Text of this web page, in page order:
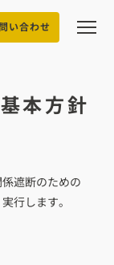
い合わせ
本方針
遮断のための
行します。